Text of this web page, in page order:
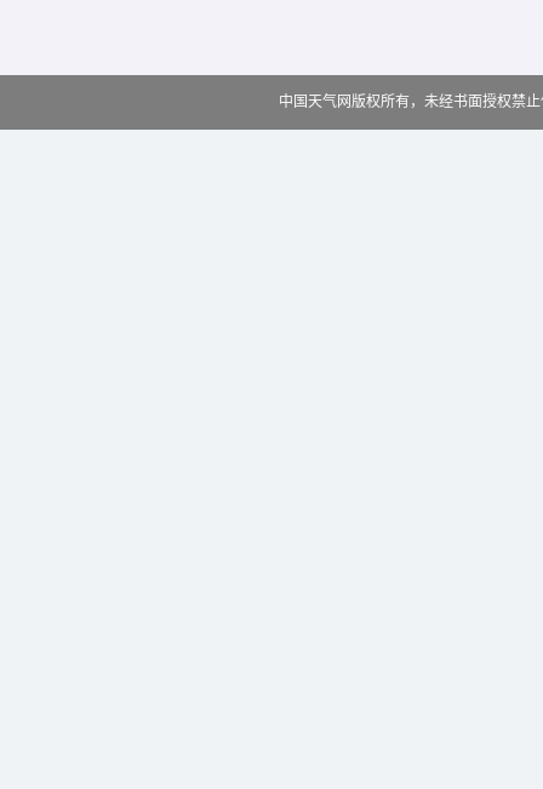
中国天气网版权所有，未经书面授权